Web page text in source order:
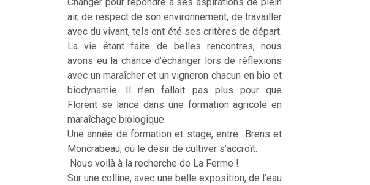
air, de respect de son environnement, de travailler
avec du vivant, tels ont été ses critères de départ.
La vie étant faite de belles rencontres, nous
avons eu la chance d’échanger lors de réflexions
avec un maraîcher et un vigneron chacun en bio et
biodynamie. Il n’en fallait pas plus pour que
Florent se lance dans une formation agricole en
maraîchage biologique.
Une année de formation et stage, entre Brens et
Moncrabeau, où le désir de cultiver s’accroît.
Nous voilà à la recherche de La Ferme !
Sur une colline, avec une belle exposition, de l’eau